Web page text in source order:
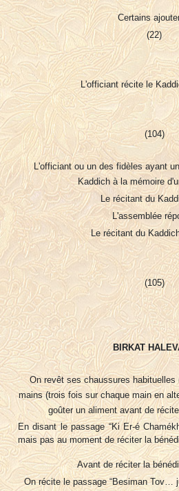
Certains
(22)
L'officiant récite le
(104)
L'officiant ou un des fidèles ayant
Kaddich à la mémoire
Le récitant du
L'assemblée
Le récitant du
(105)
BIRKAT
On revêt ses chaussures
mains (trois fois sur chaque main en
goûter un aliment avant de
En disant le passage “Ki Er-é
mais pas au moment de réciter la
Avant de réciter la
On récite le passage “Besiman Tov…